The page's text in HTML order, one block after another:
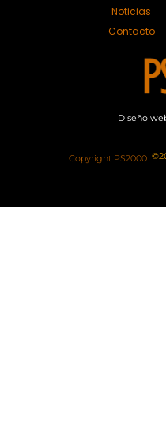
Noticias
Contacto
Diseño
Copyright PS2000